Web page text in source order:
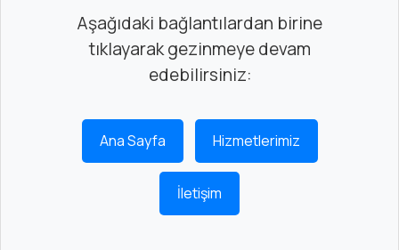
WYRESTORM
Aşağıdaki bağlantılardan birine
tıklayarak gezinmeye devam
edebilirsiniz:
Ana Sayfa Hizmetlerimiz
İletişim